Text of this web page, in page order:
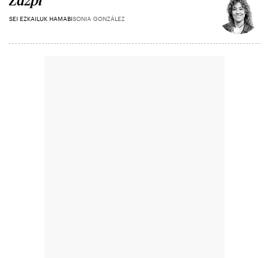
SEI EZKAILUK HAMABISONIA GONZÁLEZ